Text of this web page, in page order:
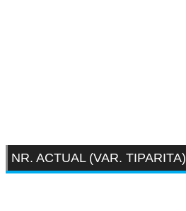
NR. ACTUAL (VAR. TIPARITA)